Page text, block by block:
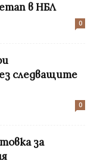
в НБЛ
0
следващите
0
за